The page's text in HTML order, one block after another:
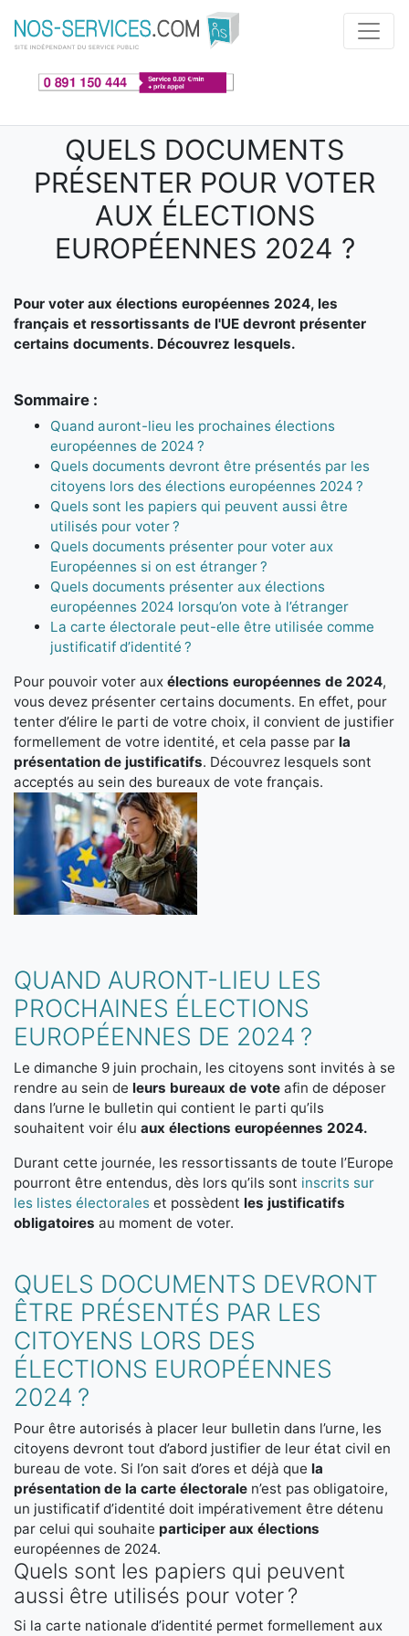
Aller au contenu principal
QUELS DOCUMENTS
PRÉSENTER POUR VOTER
AUX ÉLECTIONS
EUROPÉENNES 2024 ?
Pour voter aux élections européennes 2024, les
français et ressortissants de l'UE devront présenter
certains documents. Découvrez lesquels.
Sommaire :
Quand auront-lieu les prochaines élections
européennes de 2024 ?
Quels documents devront être présentés par les
citoyens lors des élections européennes 2024 ?
Quels sont les papiers qui peuvent aussi être
utilisés pour voter ?
Quels documents présenter pour voter aux
Européennes si on est étranger ?
Quels documents présenter aux élections
européennes 2024 lorsqu’on vote à l’étranger
La carte électorale peut-elle être utilisée comme
justificatif d’identité ?
Pour pouvoir voter aux élections européennes de 2024,
vous devez présenter certains documents. En effet, pour
tenter d’élire le parti de votre choix, il convient de justifier
formellement de votre identité, et cela passe par la
présentation de justificatifs. Découvrez lesquels sont
acceptés au sein des bureaux de vote français.
QUAND AURONT-LIEU LES
PROCHAINES ÉLECTIONS
EUROPÉENNES DE 2024 ?
Le dimanche 9 juin prochain, les citoyens sont invités à se
rendre au sein de leurs bureaux de vote afin de déposer
dans l’urne le bulletin qui contient le parti qu’ils
souhaitent voir élu aux élections européennes 2024.
Durant cette journée, les ressortissants de toute l’Europe
pourront être entendus, dès lors qu’ils sont inscrits sur
les listes électorales et possèdent les justificatifs
obligatoires au moment de voter.
QUELS DOCUMENTS DEVRONT
ÊTRE PRÉSENTÉS PAR LES
CITOYENS LORS DES
ÉLECTIONS EUROPÉENNES
2024 ?
Pour être autorisés à placer leur bulletin dans l’urne, les
citoyens devront tout d’abord justifier de leur état civil en
bureau de vote. Si l’on sait d’ores et déjà que la
présentation de la carte électorale n’est pas obligatoire,
un justificatif d’identité doit impérativement être détenu
par celui qui souhaite participer aux élections
européennes de 2024.
Quels sont les papiers qui peuvent
aussi être utilisés pour voter ?
Si la carte nationale d’identité permet formellement aux